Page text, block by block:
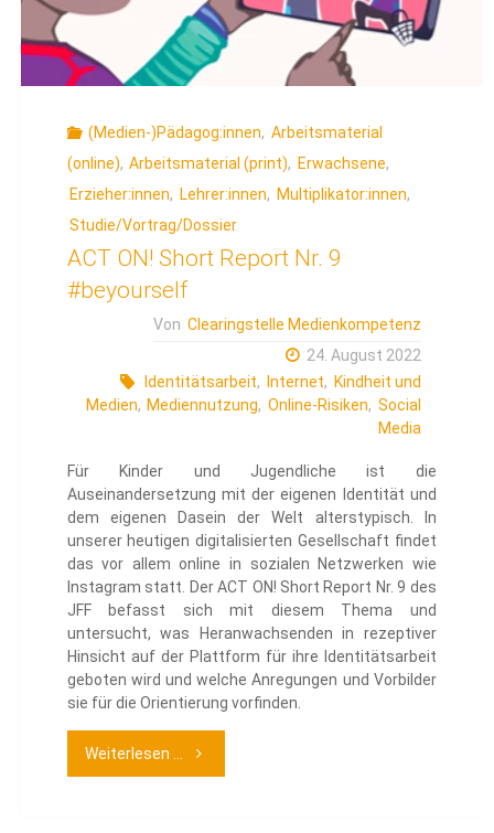
(Medien-)Pädagog:innen, Arbeitsmaterial
(online), Arbeitsmaterial (print), Erwachsene,
Erzieher:innen, Lehrer:innen, Multiplikator:innen,
Studie/Vortrag/Dossier
ACT ON! Short Report Nr. 9
#beyourself
Von Clearingstelle Medienkompetenz
24. August 2022
Identitätsarbeit, Internet, Kindheit und
Medien, Mediennutzung, Online-Risiken, Social
Media
Für Kinder und Jugendliche ist die
Auseinandersetzung mit der eigenen Identität und
dem eigenen Dasein der Welt alterstypisch. In
unserer heutigen digitalisierten Gesellschaft findet
das vor allem online in sozialen Netzwerken wie
Instagram statt. Der ACT ON! Short Report Nr. 9 des
JFF befasst sich mit diesem Thema und
untersucht, was Heranwachsenden in rezeptiver
Hinsicht auf der Plattform für ihre Identitätsarbeit
geboten wird und welche Anregungen und Vorbilder
sie für die Orientierung vorfinden.
Weiterlesen ... "ACT